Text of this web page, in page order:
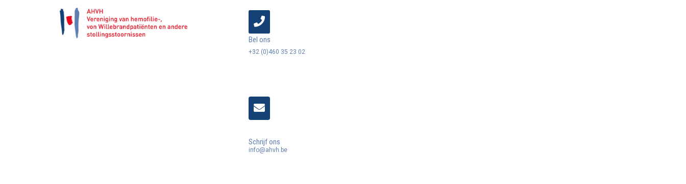
Bel ons
+32 (0)460 35 23 02
Schrijf ons
info@ahvh.be